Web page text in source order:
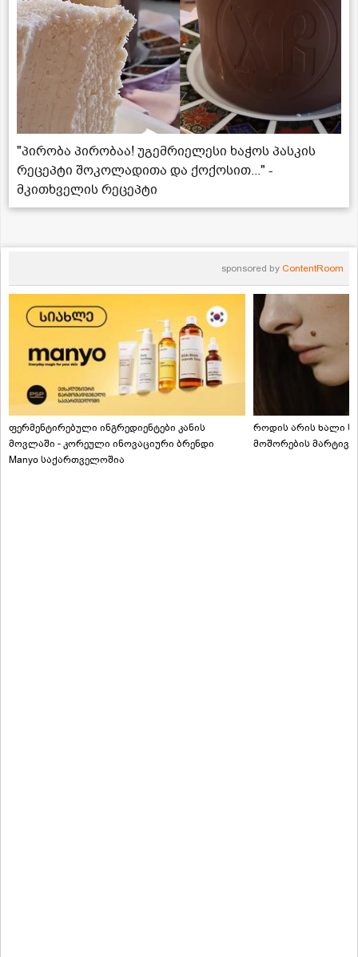
"პირობა პირობაა! უგემრიელესი ხაჭოს პასკის
რეცეპტი შოკოლადითა და ქოქოსით..." -
მკითხველის რეცეპტი
sponsored by ContentRoom
ფერმენტირებული ინგრედიენტები კანის
მოვლაში - კორეული ინოვაციური ბრენდი
Manyo საქართველოშია
როდის არის ხალი
მოშორების